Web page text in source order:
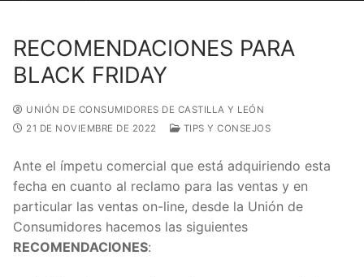
Buscar:
RECOMENDACIONES PARA
BLACK FRIDAY
UNIÓN DE CONSUMIDORES DE CASTILLA Y LEÓN
21 DE NOVIEMBRE DE 2022
TIPS Y CONSEJOS
Ante el ímpetu comercial que está adquiriendo esta
fecha en cuanto al reclamo para las ventas y en
particular las ventas on-line, desde la Unión de
Consumidores hacemos las siguientes
RECOMENDACIONES: